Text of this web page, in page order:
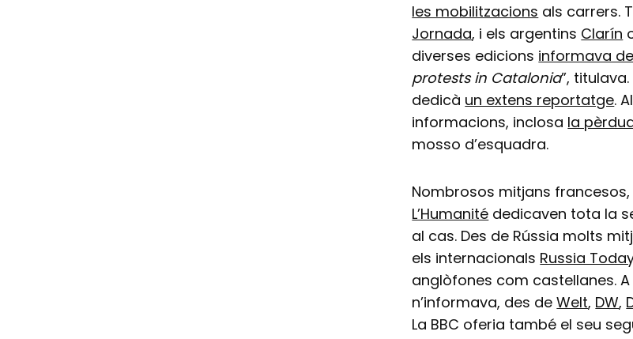
les mobilitzacions als carrers.
Jornada, i els argentins Clarín
diverses edicions informava
protests in Catalonia”,
dedicà un extens reportatge.
informacions, inclosa la
mosso d’esquadra.
Nombrosos mitjans
L’Humanité dedicaven tota la
al cas. Des de Rússia molts
els internacionals Russia
anglòfones com castellanes.
n’informava, des deWelt, DW,
La BBC oferia també el seu